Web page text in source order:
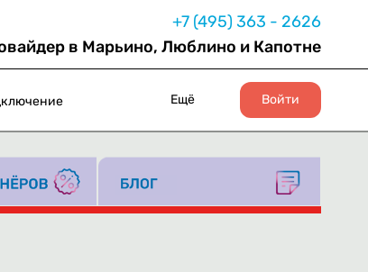
+7 (495) 363 - 2626
в Марьино, Люблино и Капотне
Ещё Войти